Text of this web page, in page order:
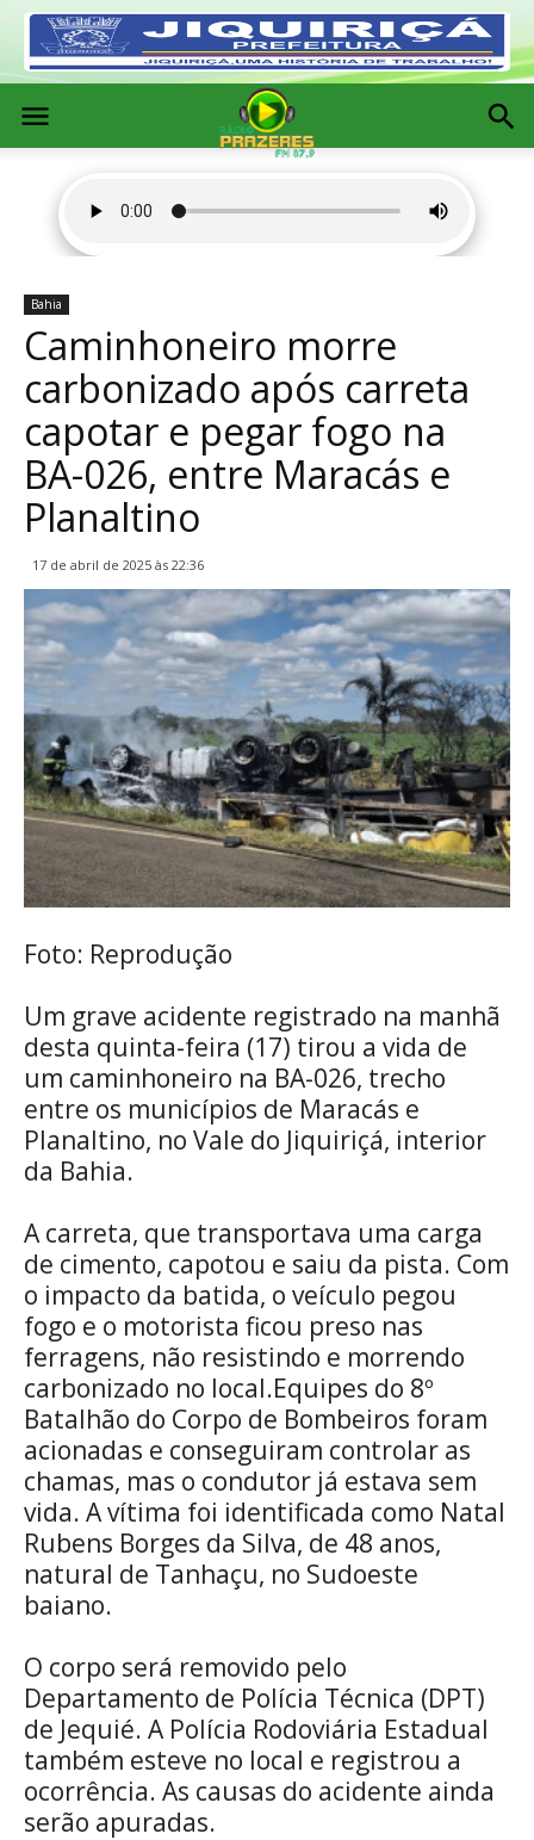
Bahia
Caminhoneiro morre
carbonizado após carreta
capotar e pegar fogo na
BA-026, entre Maracás e
Planaltino
17 de abril de 2025 às 22:36
Foto: Reprodução
Um grave acidente registrado na manhã
desta quinta-feira (17) tirou a vida de
um caminhoneiro na BA-026, trecho
entre os municípios de Maracás e
Planaltino, no Vale do Jiquiriçá, interior
da Bahia.
A carreta, que transportava uma carga
de cimento, capotou e saiu da pista. Com
o impacto da batida, o veículo pegou
fogo e o motorista ficou preso nas
ferragens, não resistindo e morrendo
carbonizado no local.Equipes do 8º
Batalhão do Corpo de Bombeiros foram
acionadas e conseguiram controlar as
chamas, mas o condutor já estava sem
vida. A vítima foi identificada como Natal
Rubens Borges da Silva, de 48 anos,
natural de Tanhaçu, no Sudoeste
baiano.
O corpo será removido pelo
Departamento de Polícia Técnica (DPT)
de Jequié. A Polícia Rodoviária Estadual
também esteve no local e registrou a
ocorrência. As causas do acidente ainda
serão apuradas.